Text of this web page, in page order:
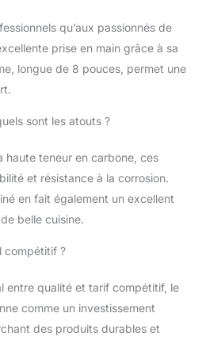
ensemble de couteaux
de cuisine tranchants
est fabriqué en acier
inoxydable japonais
une dureté Rockwell de
durabilité, sa
résistance, son
résistance à la
corrosion. Il peut
excellentes
après une utilisation à
long terme. 【Lame
Chaque lame de
qu’aux passionnés de
prise en main grâce à sa
longue de 8 pouces, permet une
sont les atouts ?
haute teneur en carbone, ces
et résistance à la corrosion.
en fait également un excellent
belle cuisine.
compétitif ?
entre qualité et tarif compétitif, le
comme un investissement
des produits durables et